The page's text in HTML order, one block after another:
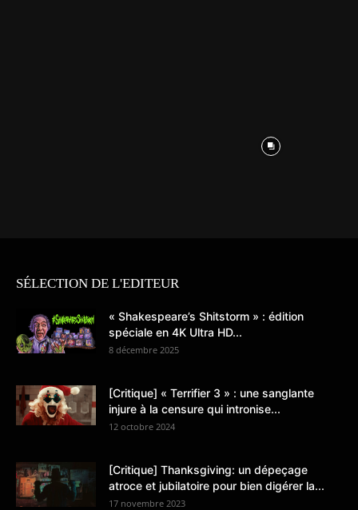
SÉLECTION DE L'EDITEUR
« Shakespeare’s Shitstorm » : édition
spéciale en 4K Ultra HD...
8 décembre 2025
[Critique] « Terrifier 3 » : une sanglante
injure à la censure qui intronise...
12 octobre 2024
[Critique] Thanksgiving: un dépeçage
atroce et jubilatoire pour bien digérer la...
17 novembre 2023